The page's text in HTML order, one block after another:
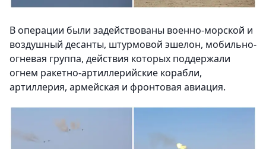
В операции были задействованы военно-морской и
воздушный десанты, штурмовой эшелон, мобильно-
огневая группа, действия которых поддержали
огнем ракетно-артиллерийские корабли,
артиллерия, армейская и фронтовая авиация.